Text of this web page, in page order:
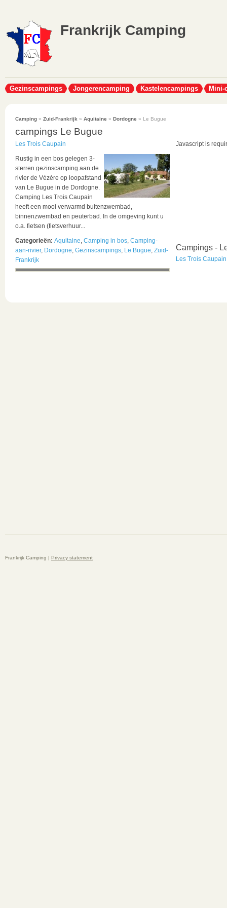
Frankrijk Camping
Gezinscampings Jongerencamping Kastelencampings Mini-
Camping » Zuid-Frankrijk » Aquitaine » Dordogne » Le Bugue
campings Le Bugue
Les Trois Caupain
Rustig in een bos gelegen 3-
sterren gezinscamping aan de
rivier de Vézère op loopafstand
van Le Bugue in de Dordogne.
Camping Les Trois Caupain
heeft een mooi verwarmd buitenzwembad,
binnenzwembad en peuterbad. In de omgeving kunt u
o.a. fietsen (fietsverhuur...
Categorieën: Aquitaine, Camping in bos, Camping-
aan-rivier, Dordogne, Gezinscampings, Le Bugue, Zuid-
Frankrijk
Javascript is
Campings -
Les Trois Caupain
Frankrijk Camping | Privacy statement